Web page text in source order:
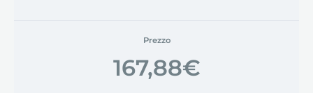
Prezzo
167,88€